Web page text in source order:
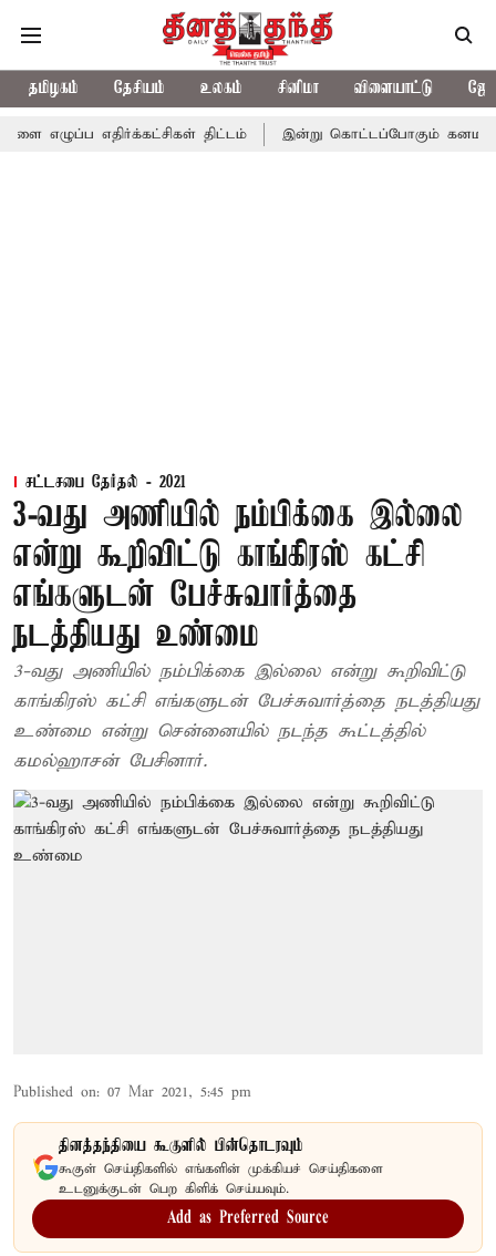
தமிழகம் தேசியம் உலகம் சினிமா விளையாட்டு
எதிர்க்கட்சிகள் திட்டம் இன்று கொட்டப்போகும் கனமழை..
சட்டசபை தேர்தல் - 2021
3-வது அணியில் நம்பிக்கை இல்லை
என்று கூறிவிட்டு காங்கிரஸ் கட்சி
எங்களுடன் பேச்சுவார்த்தை
நடத்தியது உண்மை
3-வது அணியில் நம்பிக்கை இல்லை என்று கூறிவிட்டு
காங்கிரஸ் கட்சி எங்களுடன் பேச்சுவார்த்தை நடத்தியது
உண்மை என்று சென்னையில் நடந்த கூட்டத்தில்
கமல்ஹாசன் பேசினார்.
Published on: 07 Mar 2021, 5:45 pm
தினத்தந்தியை கூகுளில் பின்தொடரவும்
கூகுள் செய்திகளில் எங்களின் முக்கியச் செய்திகளை
உடனுக்குடன் பெற கிளிக் செய்யவும்.
Add as Preferred Source